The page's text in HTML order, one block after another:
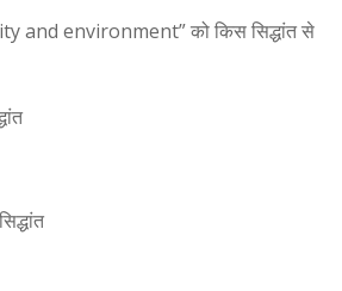
and environment” को किस सिद्धांत से